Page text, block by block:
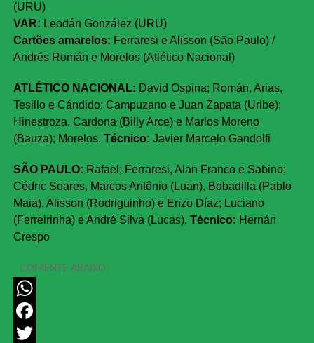
(URU)
VAR: Leodán González (URU)
Cartões amarelos: Ferraresi e Alisson (São Paulo) /
Andrés Román e Morelos (Atlético Nacional)
ATLÉTICO NACIONAL: David Ospina; Román, Arias,
Tesillo e Cándido; Campuzano e Juan Zapata (Uribe);
Hinestroza, Cardona (Billy Arce) e Marlos Moreno
(Bauza); Morelos. Técnico: Javier Marcelo Gandolfi
SÃO PAULO: Rafael; Ferraresi, Alan Franco e Sabino;
Cédric Soares, Marcos Antônio (Luan), Bobadilla (Pablo
Maia), Alisson (Rodriguinho) e Enzo Díaz; Luciano
(Ferreirinha) e André Silva (Lucas). Técnico: Hernán
Crespo
COMENTE ABAIXO:
WhatsApp
Facebook